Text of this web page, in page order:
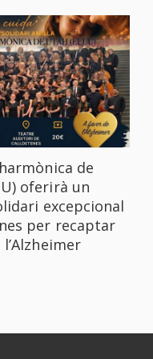
de
oferirà un
excepcional
per recaptar